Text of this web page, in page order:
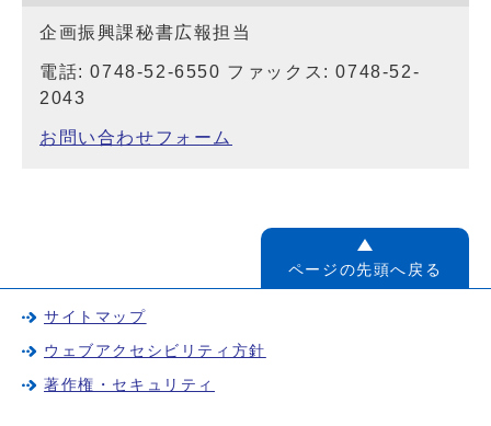
企画振興課秘書広報担当
電話: 0748-52-6550 ファックス: 0748-52-
2043
お問い合わせフォーム
ページの先頭へ戻る
サイトマップ
ウェブアクセシビリティ方針
著作権・セキュリティ